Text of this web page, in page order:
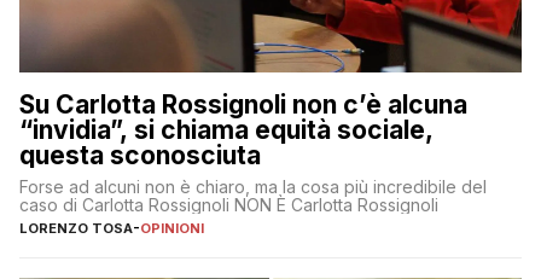
Su Carlotta Rossignoli non c’è alcuna
“invidia”, si chiama equità sociale,
questa sconosciuta
Forse ad alcuni non è chiaro, ma la cosa più incredibile del
caso di Carlotta Rossignoli NON È Carlotta Rossignoli
LORENZO TOSA-OPINIONI